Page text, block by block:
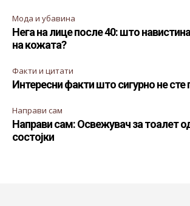
Мода и убавина
Нега на лице после 40: што
на кожата?
Факти и цитати
Интересни факти што сигурно не сте
Направи сам
Направи сам: Освежувач за тоалет
состојки